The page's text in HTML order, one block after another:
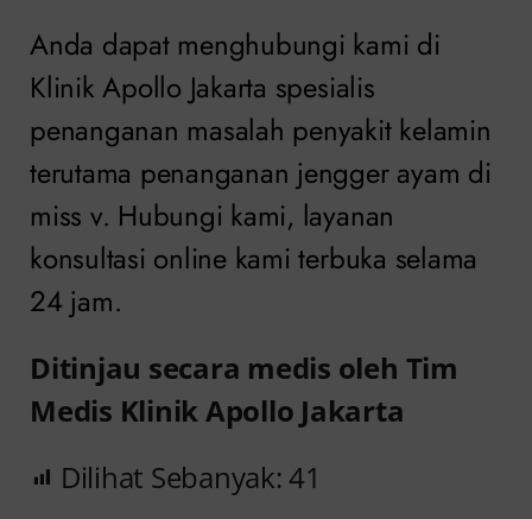
Anda dapat menghubungi kami di
Klinik Apollo Jakarta spesialis
penanganan masalah penyakit kelamin
terutama penanganan jengger ayam di
miss v. Hubungi kami, layanan
konsultasi online kami terbuka selama
24 jam.
Ditinjau secara medis oleh Tim
Medis Klinik Apollo Jakarta
Dilihat Sebanyak:41